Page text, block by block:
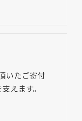
いたご寄付
えます。